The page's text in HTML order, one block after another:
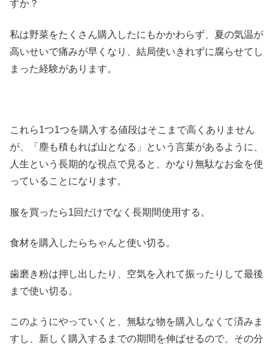
すか？
私は野菜をたくさん購入したにもかかわらず、夏の気温が
高いせいで痛みが早くなり、結局使いきれずに腐らせてし
まった経験があります。
これら1つ1つを購入する値段はそこまで高くありません
が、「塵も積もれば山となる」という言葉があるように、
人生という長期的な視点で見ると、かなり無駄なお金を使
っていることになります。
服を買ったら1回だけでなく長期間使用する。
食材を購入したらちゃんと使い切る。
歯磨き粉は押し出したり、空気を入れて振ったりして最後
まで使い切る。
このようにやっていくと、無駄な物を購入しなくて済みま
すし、新しく購入するまでの期間を伸ばせるので、その分